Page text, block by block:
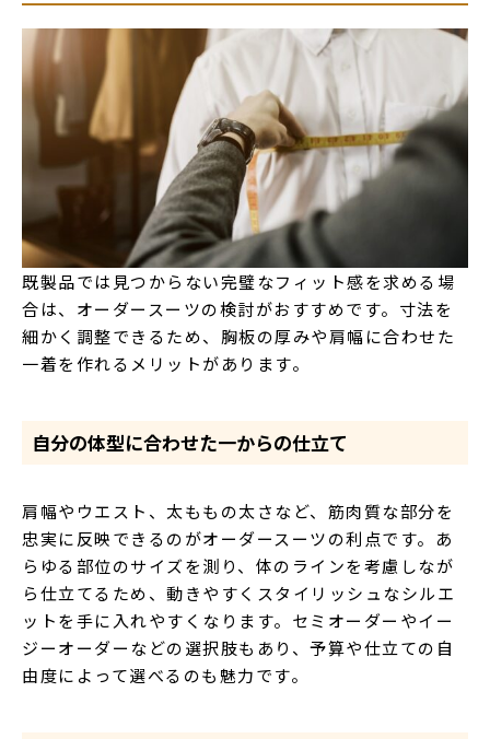
既製品では見つからない完璧なフィット感を求める場
合は、オーダースーツの検討がおすすめです。寸法を
細かく調整できるため、胸板の厚みや肩幅に合わせた
一着を作れるメリットがあります。
自分の体型に合わせた一からの仕立て
肩幅やウエスト、太ももの太さなど、筋肉質な部分を
忠実に反映できるのがオーダースーツの利点です。あ
らゆる部位のサイズを測り、体のラインを考慮しなが
ら仕立てるため、動きやすくスタイリッシュなシルエ
ットを手に入れやすくなります。セミオーダーやイー
ジーオーダーなどの選択肢もあり、予算や仕立ての自
由度によって選べるのも魅力です。